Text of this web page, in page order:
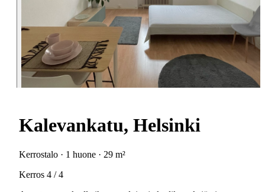
Kalevankatu, Helsinki
Kerrostalo · 1 huone · 29 m²
Kerros 4 / 4